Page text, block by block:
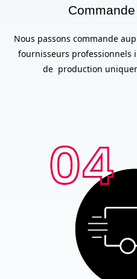
Nous passons commande
fournisseurs professionnels
de production